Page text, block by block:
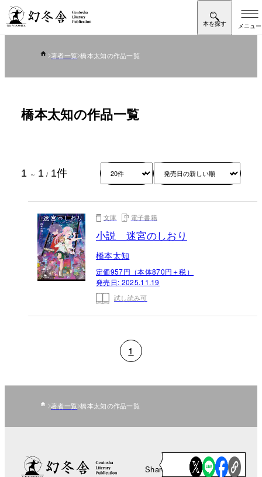
著者一覧 橋本太知の作品一覧
橋本太知の作品一覧
1 ～ 1 / 1件
文庫 電子書籍
小説 迷宮のしおり
橋本太知
定価957円（本体870円＋税）
発売日: 2025.11.19
試し読み可
1
著者一覧 橋本太知の作品一覧
Share